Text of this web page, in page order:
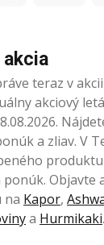
teraz v
akciový
a zliav. V
ponúk. Objavte
na Kapor,
a Hurmikaki.